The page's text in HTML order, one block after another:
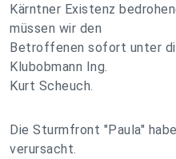
Kärntner Existenz
müssen wir den
Betroffenen sofort unter
Klubobmann Ing.
Kurt Scheuch.
Die Sturmfront "Paula"
verursacht.